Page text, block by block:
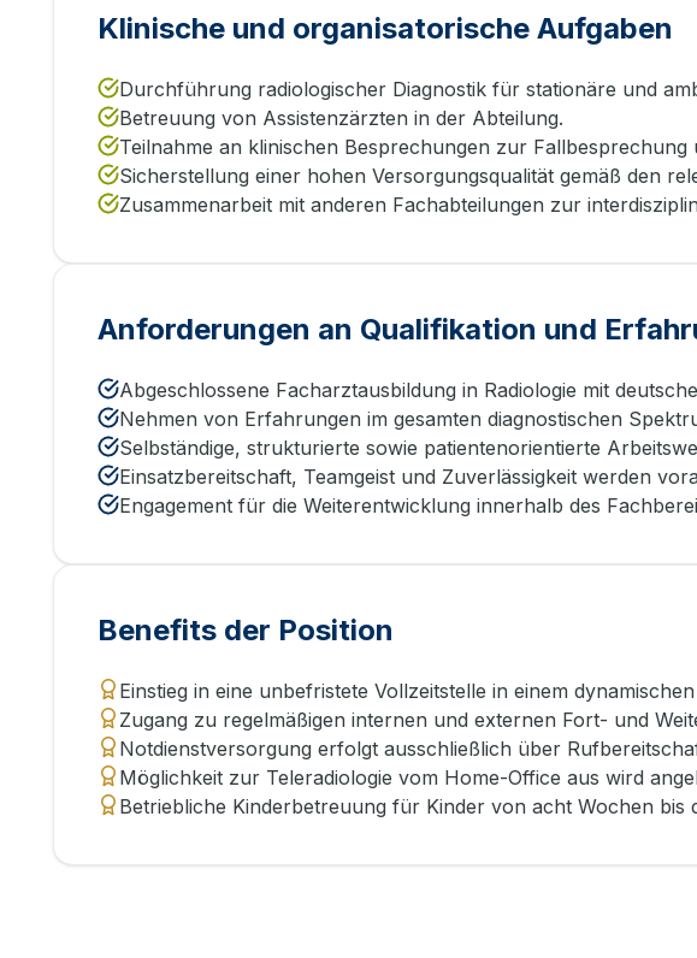
Klinische und organisatorische Aufgaben
Durchführung radiologischer Diagnostik für stationäre und
Betreuung von Assistenzärzten in der Abteilung.
Teilnahme an klinischen Besprechungen zur Fallbesprechung
Sicherstellung einer hohen Versorgungsqualität gemäß den
Zusammenarbeit mit anderen Fachabteilungen zur
Anforderungen an Qualifikation und
Abgeschlossene Facharztausbildung in Radiologie mit
Nehmen von Erfahrungen im gesamten diagnostischen
Selbständige, strukturierte sowie patientenorientierte
Einsatzbereitschaft, Teamgeist und Zuverlässigkeit werden
Engagement für die Weiterentwicklung innerhalb des
Benefits der Position
Einstieg in eine unbefristete Vollzeitstelle in einem
Zugang zu regelmäßigen internen und externen Fort- und
Notdienstversorgung erfolgt ausschließlich über
Möglichkeit zur Teleradiologie vom Home-Office aus wird
Betriebliche Kinderbetreuung für Kinder von acht Wochen bis